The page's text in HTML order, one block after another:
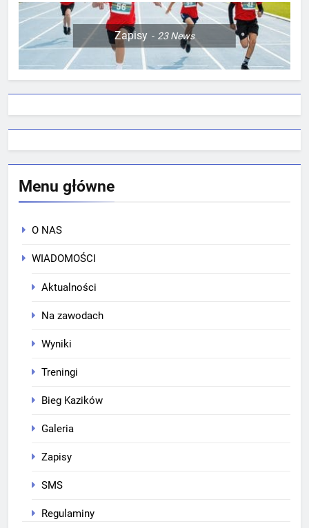
Zapisy 23News
Menu główne
O NAS
WIADOMOŚCI
Aktualności
Na zawodach
Wyniki
Treningi
Bieg Kazików
Galeria
Zapisy
SMS
Regulaminy